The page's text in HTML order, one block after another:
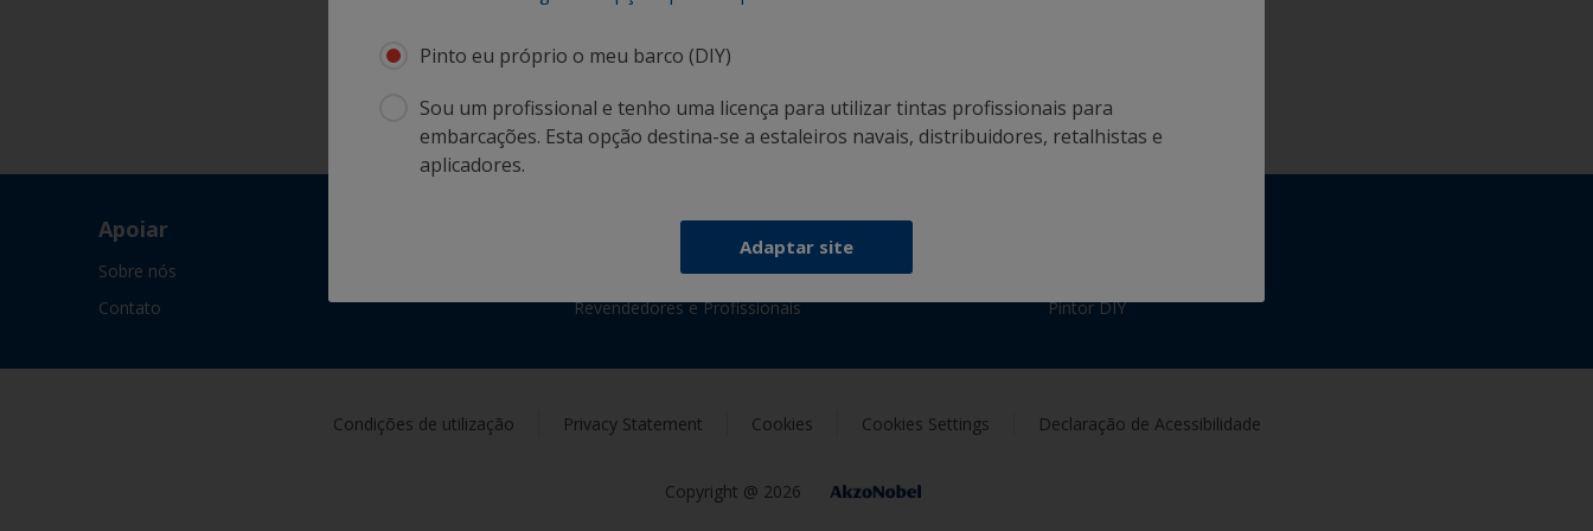
Pinto eu próprio o meu barco (DIY)
Sou um profissional e tenho uma licença para utilizar tintas profissionais para
embarcações. Esta opção destina-se a estaleiros navais, distribuidores, retalhistas e
aplicadores.
Adaptar site
Siga a International:
Apoiar
Sobre nós
Contato
Revendedores e Profissionais
Pintor DIY
Condições de utilização Privacy Statement Cookies Cookies Settings Declaração de Acessibilidade
Copyright @ 2026